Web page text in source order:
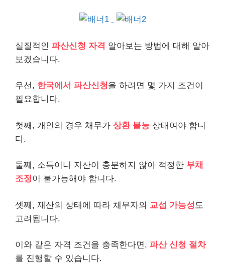
실질적인 파산신청 자격 알아보는 방법에 대해 알아
보겠습니다.
우선, 한국에서 파산신청을 하려면 몇 가지 조건이
필요합니다.
첫째, 개인의 경우 채무가 상환 불능 상태여야 합니
다.
둘째, 소득이나 자산이 충분하지 않아 적정한 부채
조정이 불가능해야 합니다.
셋째, 재산의 상태에 따라 채무자의 교섭 가능성 도
고려됩니다.
이와 같은 자격 조건을 충족한다면, 파산 신청 절차
를 진행할 수 있습니다.